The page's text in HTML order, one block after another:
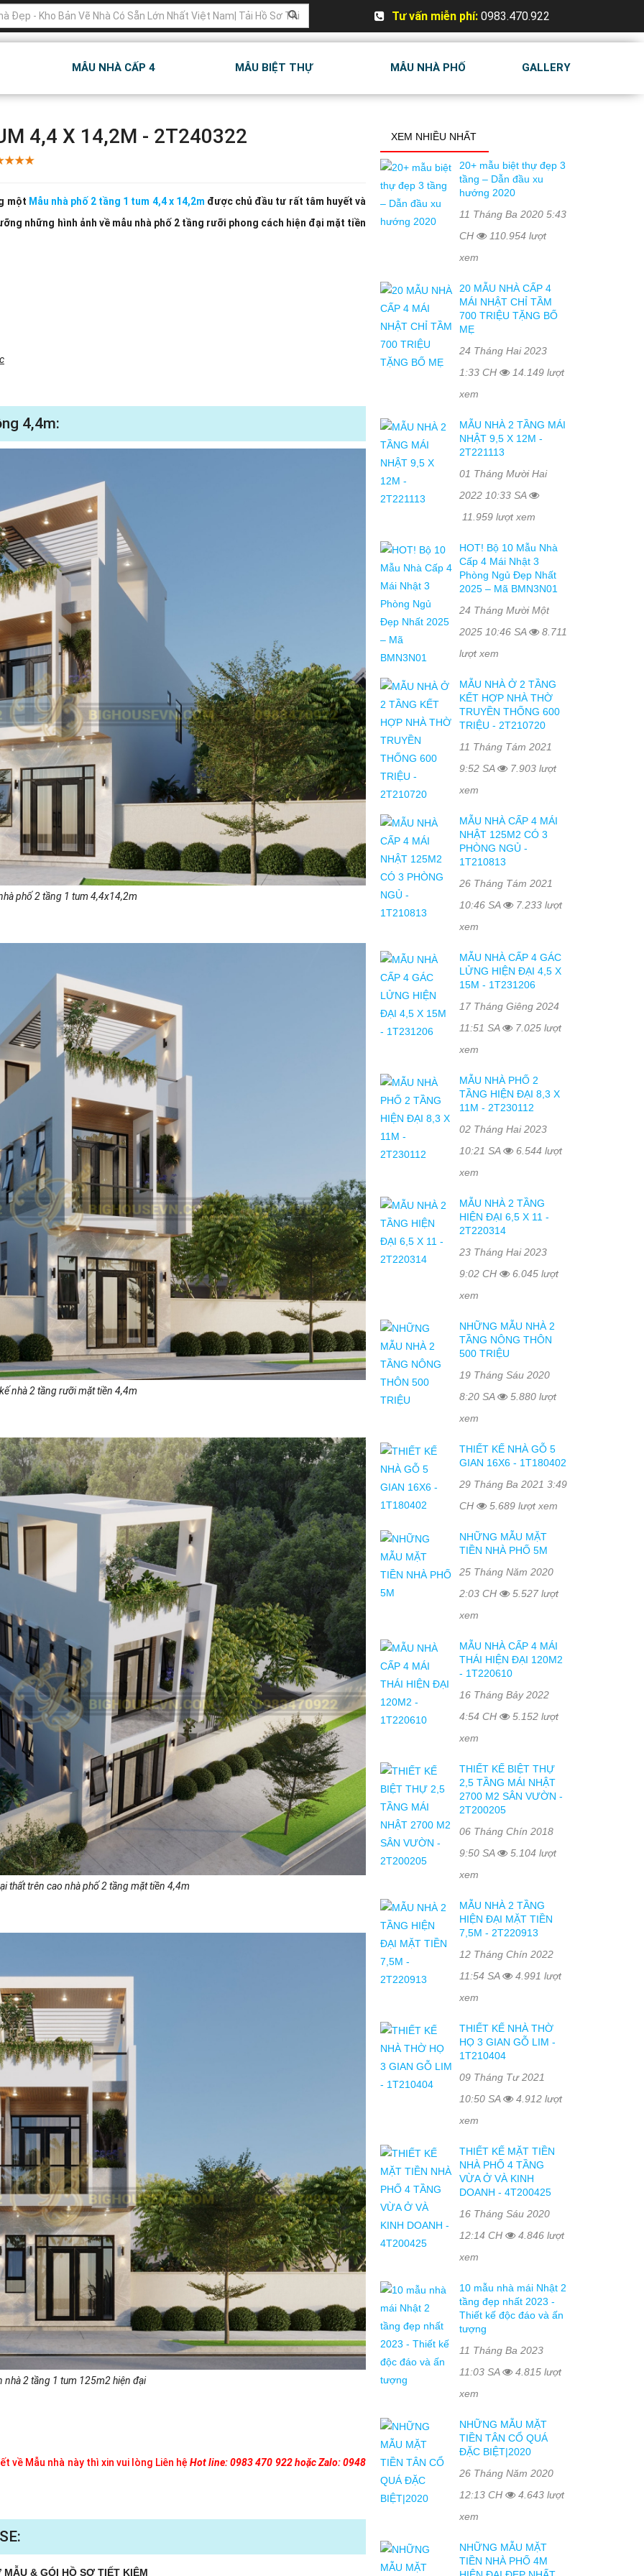
Tư vấn miễn phí: 0983.470.922
MẪU NHÀ CẤP 4 MẪU BIỆT THỰ MẪU NHÀ PHỐ GALLERY
4,4 X 14,2M - 2T240322
một Mẫu nhà phố 2 tầng 1 tum 4,4 x 14,2m được chủ đầu tư rất tâm huyết và
những hình ảnh về mẫu nhà phố 2 tầng rưỡi phong cách hiện đại mặt tiền
4,4m:
phố 2 tầng 1 tum 4,4x14,2m
nhà 2 tầng rưỡi mặt tiền 4,4m
thất trên cao nhà phố 2 tầng mặt tiền 4,4m
nhà 2 tầng 1 tum 125m2 hiện đại
về Mẫu nhà này thì xin vui lòng Liên hệ Hot line: 0983 470 922 hoặc Zalo: 0948
& GÓI HỒ SƠ TIẾT KIỆM
XEM NHIỀU NHẤT
20+ mẫu biệt thự đẹp 3
tầng – Dẫn đầu xu
hướng 2020
11 Tháng Ba 2020 5:43
CH
110.954 lượt
xem
20 MẪU NHÀ CẤP 4
MÁI NHẬT CHỈ TẦM
700 TRIỆU TẶNG BỐ
MẸ
24 Tháng Hai 2023
1:33 CH
14.149 lượt
xem
MẪU NHÀ 2 TẦNG MÁI
NHẬT 9,5 X 12M -
2T221113
01 Tháng Mười Hai
2022 10:33 SA
11.959 lượt xem
HOT! Bộ 10 Mẫu Nhà
Cấp 4 Mái Nhật 3
Phòng Ngủ Đẹp Nhất
2025 – Mã BMN3N01
24 Tháng Mười Một
2025 10:46 SA
8.711
lượt xem
MẪU NHÀ Ở 2 TẦNG
KẾT HỢP NHÀ THỜ
TRUYỀN THỐNG 600
TRIỆU - 2T210720
11 Tháng Tám 2021
9:52 SA
7.903 lượt
xem
MẪU NHÀ CẤP 4 MÁI
NHẬT 125M2 CÓ 3
PHÒNG NGỦ -
1T210813
26 Tháng Tám 2021
10:46 SA
7.233 lượt
xem
MẪU NHÀ CẤP 4 GÁC
LỬNG HIỆN ĐẠI 4,5 X
15M - 1T231206
17 Tháng Giêng 2024
11:51 SA
7.025 lượt
xem
MẪU NHÀ PHỐ 2
TẦNG HIỆN ĐẠI 8,3 X
11M - 2T230112
02 Tháng Hai 2023
10:21 SA
6.544 lượt
xem
MẪU NHÀ 2 TẦNG
HIỆN ĐẠI 6,5 X 11 -
2T220314
23 Tháng Hai 2023
9:02 CH
6.045 lượt
xem
NHỮNG MẪU NHÀ 2
TẦNG NÔNG THÔN
500 TRIỆU
19 Tháng Sáu 2020
8:20 SA
5.880 lượt
xem
THIẾT KẾ NHÀ GỖ 5
GIAN 16X6 - 1T180402
29 Tháng Ba 2021 3:49
CH
5.689 lượt xem
NHỮNG MẪU MẶT
TIỀN NHÀ PHỐ 5M
25 Tháng Năm 2020
2:03 CH
5.527 lượt
xem
MẪU NHÀ CẤP 4 MÁI
THÁI HIỆN ĐẠI 120M2
- 1T220610
16 Tháng Bảy 2022
4:54 CH
5.152 lượt
xem
THIẾT KẾ BIỆT THỰ
2,5 TẦNG MÁI NHẬT
2700 M2 SÂN VƯỜN -
2T200205
06 Tháng Chín 2018
9:50 SA
5.104 lượt
xem
MẪU NHÀ 2 TẦNG
HIỆN ĐẠI MẶT TIỀN
7,5M - 2T220913
12 Tháng Chín 2022
11:54 SA
4.991 lượt
xem
THIẾT KẾ NHÀ THỜ
HỌ 3 GIAN GỖ LIM -
1T210404
09 Tháng Tư 2021
10:50 SA
4.912 lượt
xem
THIẾT KẾ MẶT TIỀN
NHÀ PHỐ 4 TẦNG
VỪA Ở VÀ KINH
DOANH - 4T200425
16 Tháng Sáu 2020
12:14 CH
4.846 lượt
xem
10 mẫu nhà mái Nhật 2
tầng đẹp nhất 2023 -
Thiết kế độc đáo và ấn
tượng
11 Tháng Ba 2023
11:03 SA
4.815 lượt
xem
NHỮNG MẪU MẶT
TIỀN TÂN CỔ QUÁ
ĐẶC BIỆT|2020
26 Tháng Năm 2020
12:13 CH
4.643 lượt
xem
NHỮNG MẪU MẶT
TIỀN NHÀ PHỐ 4M